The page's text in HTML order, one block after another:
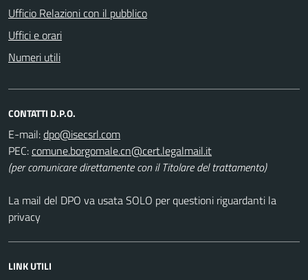
Ufficio Relazioni con il pubblico
Uffici e orari
Numeri utili
CONTATTI D.P.O.
E-mail:
PEC:
(per comunicare direttamente con il Titolare del trattamento)
La mail del DPO va usata SOLO per questioni riguardanti la
privacy
LINK UTILI